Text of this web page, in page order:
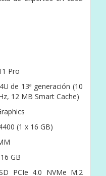
Pro
de 13ª generación (10
12 MB Smart Cache)
(1 x 16 GB)
GB
PCIe 4.0 NVMe M.2